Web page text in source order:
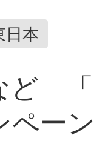
日本
ど
ペー